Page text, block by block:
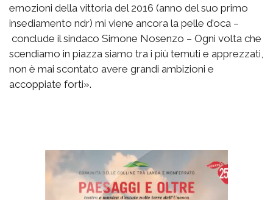
emozioni della vittoria del 2016 (anno del suo primo
insediamento ndr) mi viene ancora la pelle d’oca –
conclude il sindaco Simone Nosenzo – Ogni volta che
scendiamo in piazza siamo tra i più temuti e apprezzati,
non è mai scontato avere grandi ambizioni e
accoppiate forti».